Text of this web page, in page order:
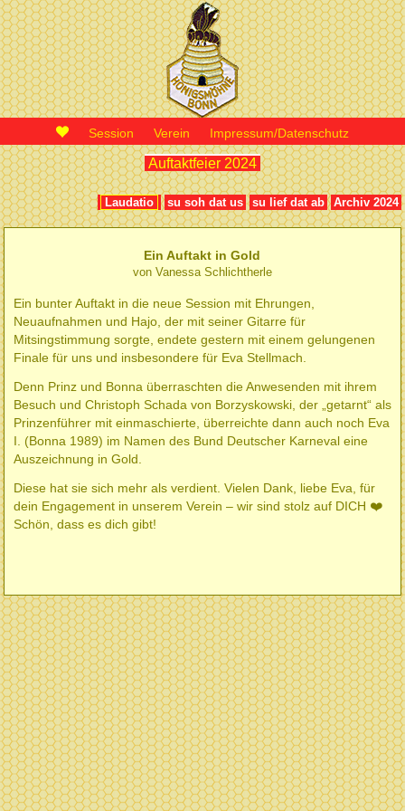
Session Verein Impressum/Datenschutz
Auftaktfeier 2024
Laudatio su soh dat us su lief dat ab Archiv 2024
Ein Auftakt in Gold
von Vanessa Schlichtherle
Ein bunter Auftakt in die neue Session mit Ehrungen,
Neuaufnahmen und Hajo, der mit seiner Gitarre für
Mitsingstimmung sorgte, endete gestern mit einem gelungenen
Finale für uns und insbesondere für Eva Stellmach.
Denn Prinz und Bonna überraschten die Anwesenden mit ihrem
Besuch und Christoph Schada von Borzyskowski, der „getarnt“ als
Prinzenführer mit einmaschierte, überreichte dann auch noch Eva
I. (Bonna 1989) im Namen des Bund Deutscher Karneval eine
Auszeichnung in Gold.
Diese hat sie sich mehr als verdient. Vielen Dank, liebe Eva, für
dein Engagement in unserem Verein – wir sind stolz auf DICH ❤️
Schön, dass es dich gibt!